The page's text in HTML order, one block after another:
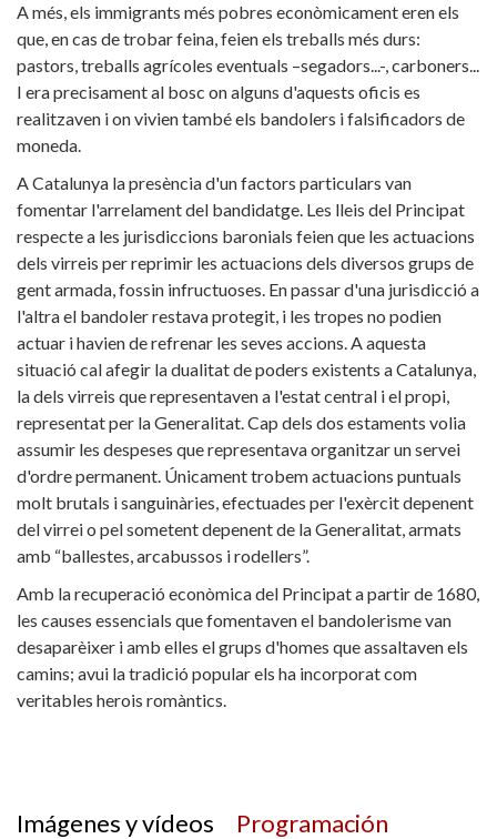
A més, els immigrants més pobres econòmicament eren els
que, en cas de trobar feina, feien els treballs més durs:
pastors, treballs agrícoles eventuals –segadors...-, carboners...
I era precisament al bosc on alguns d'aquests oficis es
realitzaven i on vivien també els bandolers i falsificadors de
moneda.
A Catalunya la presència d'un factors particulars van
fomentar l'arrelament del bandidatge. Les lleis del Principat
respecte a les jurisdiccions baronials feien que les actuacions
dels virreis per reprimir les actuacions dels diversos grups de
gent armada, fossin infructuoses. En passar d'una jurisdicció a
l'altra el bandoler restava protegit, i les tropes no podien
actuar i havien de refrenar les seves accions. A aquesta
situació cal afegir la dualitat de poders existents a Catalunya,
la dels virreis que representaven a l'estat central i el propi,
representat per la Generalitat. Cap dels dos estaments volia
assumir les despeses que representava organitzar un servei
d'ordre permanent. Únicament trobem actuacions puntuals
molt brutals i sanguinàries, efectuades per l'exèrcit depenent
del virrei o pel sometent depenent de la Generalitat, armats
amb “ballestes, arcabussos i rodellers”.
Amb la recuperació econòmica del Principat a partir de 1680,
les causes essencials que fomentaven el bandolerisme van
desaparèixer i amb elles el grups d'homes que assaltaven els
camins; avui la tradició popular els ha incorporat com
veritables herois romàntics.
Imágenes y vídeos Programación